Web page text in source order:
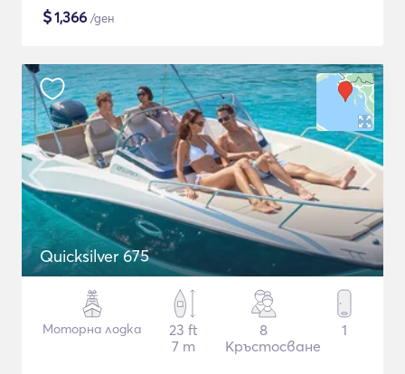
$1,366 /ден
Quicksilver 675
Моторна лодка
23 ft
7 m
8
Кръстосване
1